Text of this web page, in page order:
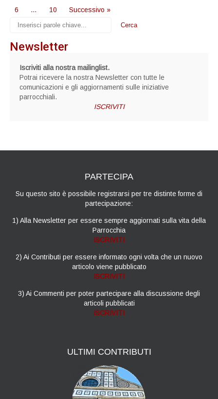
6
… 10 Successivo »
Newsletter
Iscriviti alla nostra mailinglist.
Potrai ricevere la nostra Newsletter con tutte le
comunicazioni e gli aggiornamenti sulle iniziative
parrocchiali.
ISCRIVITI
PARTECIPA
Su questo sito è possibile registrarsi per tre distinte forme di
partecipazione:
1) Alla Newsletter per essere sempre aggiornati sulla vita della
Parrocchia
ISCRIVITI
2) Ai Contributi per essere informato ogni volta che un nuovo
articolo viene pubblicato
ISCRIVITI
3) Ai Commenti per poter partecipare alla discussione degli
articoli pubblicati
ISCRIVITI
ULTIMI CONTRIBUTI